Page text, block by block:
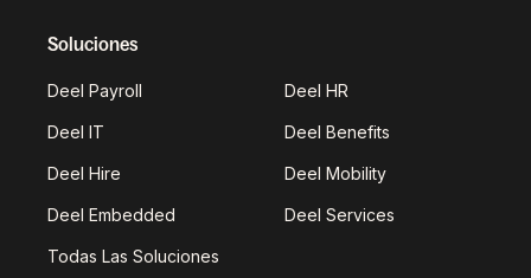
Soluciones
Deel Payroll Deel HR
Deel IT Deel Benefits
Deel Hire Deel Mobility
Deel Embedded Deel Services
Todas Las Soluciones